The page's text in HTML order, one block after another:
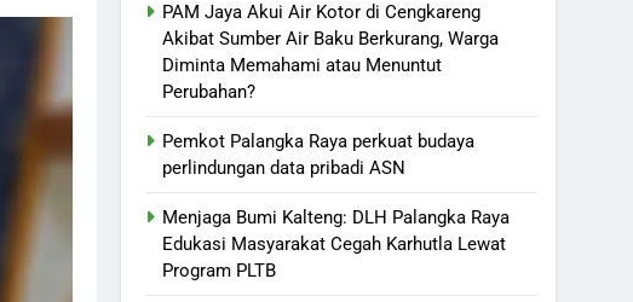
PAM Jaya Akui Air Kotor di Cengkareng
Akibat Sumber Air Baku Berkurang, Warga
Diminta Memahami atau Menuntut
Perubahan?
Pemkot Palangka Raya perkuat budaya
perlindungan data pribadi ASN
Menjaga Bumi Kalteng: DLH Palangka Raya
Edukasi Masyarakat Cegah Karhutla Lewat
Program PLTB